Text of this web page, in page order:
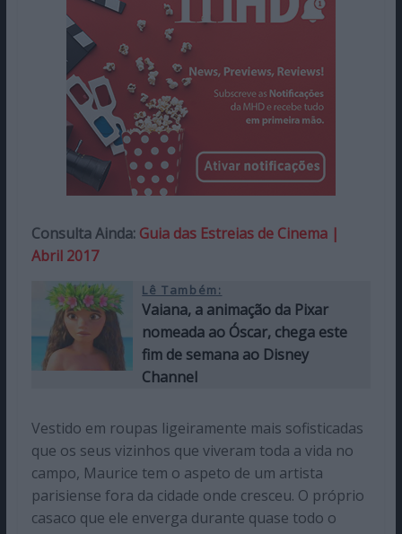
Consulta Ainda: Guia das Estreias de Cinema |
Abril 2017
Lê Também:
Vaiana, a animação da Pixar
nomeada ao Óscar, chega este
fim de semana ao Disney
Channel
Vestido em roupas ligeiramente mais sofisticadas
que os seus vizinhos que viveram toda a vida no
campo, Maurice tem o aspeto de um artista
parisiense fora da cidade onde cresceu. O próprio
casaco que ele enverga durante quase todo o